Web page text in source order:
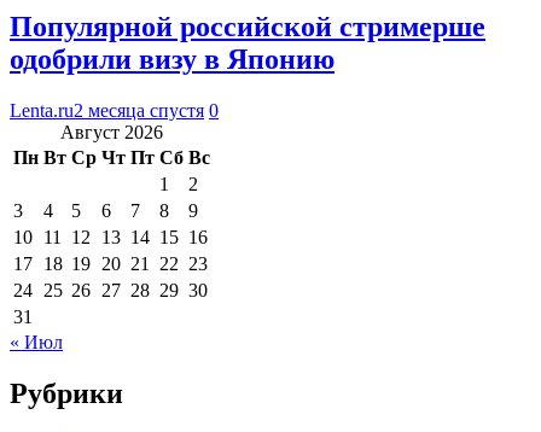
Популярной российской стримерше
одобрили визу в Японию
Lenta.ru2 месяца спустя 0
Август 2026
Пн Вт Ср Чт Пт Сб Вс
1
2
3
4 5 6 7 8
9
10 11 12 13 14 15 16
17 18 19 20 21 22 23
24 25 26 27 28 29 30
31
« Июл
Рубрики